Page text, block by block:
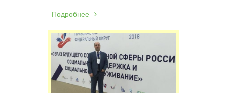
Подробнее